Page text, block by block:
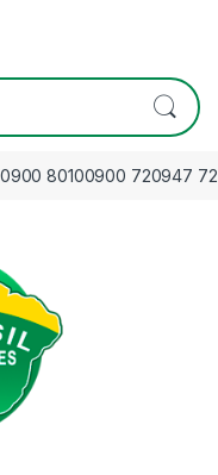
80100900 720947